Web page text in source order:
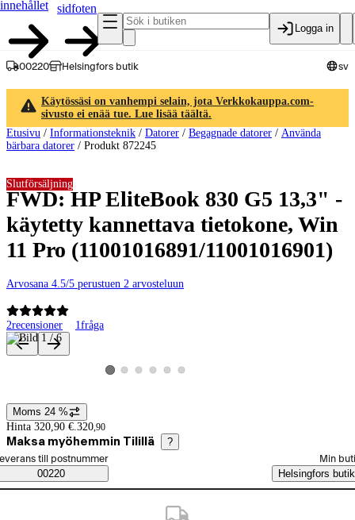
innehållet
sidfoten
Logga in
00220 Helsingfors butik sv
Käytössäsi on vanhempi selain, jota Verkkokauppa.com-
sivusto ei enää tue. Lue lisää täältä.
Etusivu / Informationsteknik / Datorer / Begagnade datorer / Använda
bärbara datorer / Produkt 872245
FWD: HP EliteBook 830 G5 13,3" -
käytetty kannettava tietokone, Win
11 Pro (11001016891/11001016901)
Arvosana 4.5/5 perustuen 2 arvosteluun
2recensioner 1fråga
Slutförsäljning
Produktbilder och videor
Visa produktbild 1
Visa produktbild 2
Visa produktbild 3
Visa produktbild 4
Visa produktbild 5
Visa produktbild 6
Prisinformation
Moms 24 %
Hinta 320,90 €. 320,90
Maksa myöhemmin Tilillä ?
Saatavuustiedot
beställningssätt
till postnummer
00220
Min
Helsingfors butik